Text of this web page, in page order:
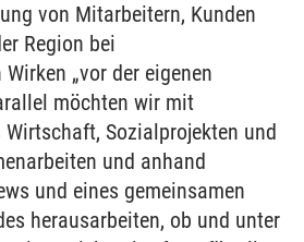
von Mitarbeitern, Kunden
Region bei
„vor der eigenen
möchten wir mit
Sozialprojekten und
und anhand
und eines gemeinsamen
herausarbeiten, ob und unter